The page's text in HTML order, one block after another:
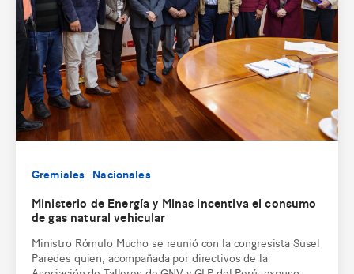
Gremiales Nacionales
Ministerio de Energía y Minas incentiva el consumo
de gas natural vehicular
Ministro Rómulo Mucho se reunió con la congresista Susel
Paredes quien, acompañada por directivos de la